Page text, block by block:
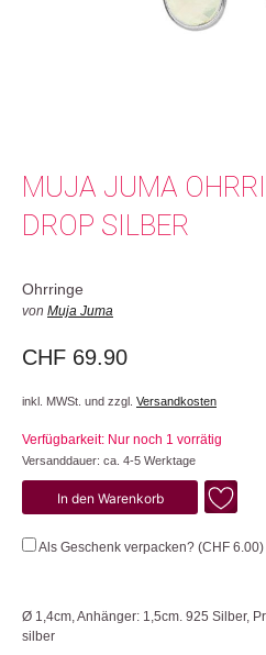
MUJA JUMA
DROP SILBER
Ohrringe
von Muja Juma
CHF 69.90
inkl. MWSt. und zzgl. Versandkosten
Verfügbarkeit: Nur noch 1 vorrätig
Versanddauer: ca. 4-5 Werktage
Beaus
Big
Drop
In den Warenkorb
Als Geschenk verpacken? (CHF 6.00)
Ø 1,4cm, Anhänger: 1,5cm. 925 Silber,
silber